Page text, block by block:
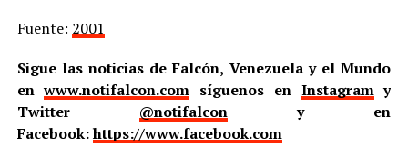
Fuente: 2001
Sigue las noticias de Falcón, Venezuela y el Mundo
enwww.notifalcon.com síguenos en Instagramy
Twitter @notifalcony en
Facebook:https://www.facebook.com